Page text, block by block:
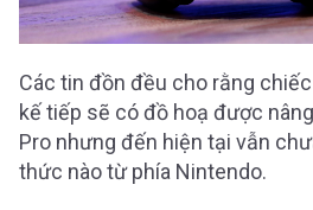
Các tin đồn đều cho rằng
kế tiếp sẽ có đồ hoạ được
Pro nhưng đến hiện tại vẫn
thức nào từ phía Nintendo.